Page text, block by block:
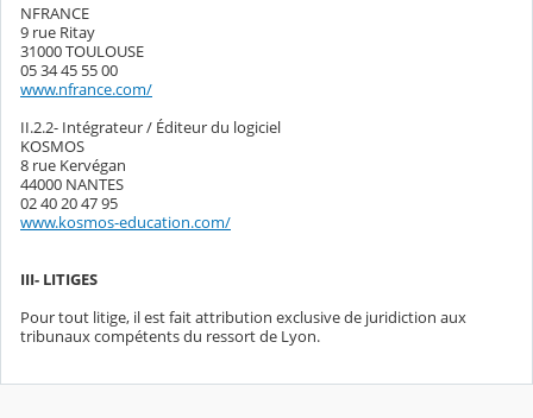
NFRANCE
9 rue Ritay
31000 TOULOUSE
05 34 45 55 00
www.nfrance.com/
II.2.2- Intégrateur / Éditeur du logiciel
KOSMOS
8 rue Kervégan
44000 NANTES
02 40 20 47 95
www.kosmos-education.com/
III- LITIGES
Pour tout litige, il est fait attribution exclusive de juridiction aux
tribunaux compétents du ressort de Lyon.